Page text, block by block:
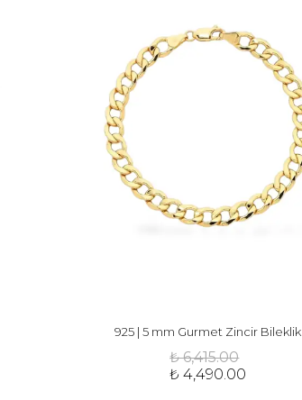
925 | 5 mm Gurmet Zincir Bileklik
₺ 6,415.00
₺ 4,490.00